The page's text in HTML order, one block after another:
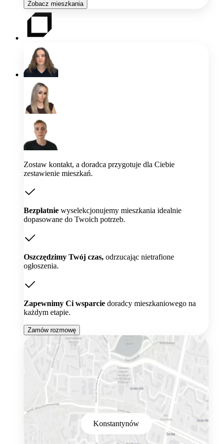
Zobacz mieszkania
Zostaw kontakt, a doradca przygotuje dla Ciebie
zestawienie mieszkań.
Bezpłatnie wyselekcjonujemy mieszkania idealnie
dopasowane do Twoich potrzeb.
Oszczędzimy Twój czas, odrzucając nietrafione
ogłoszenia.
Zapewnimy Ci wsparcie doradcy mieszkaniowego na
każdym etapie.
Zamów rozmowę
Konstantynów